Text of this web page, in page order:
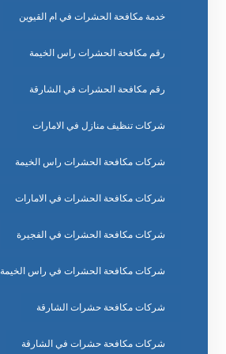
خدمة مكافحة الحشرات في ام القيوين
رقم مكافحة الحشرات راس الخيمة
رقم مكافحة الحشرات في الشارقة
شركات تنظيف منازل في الامارات
شركات مكافحة الحشرات راس الخيمة
شركات مكافحة الحشرات في الامارات
شركات مكافحة الحشرات في الفجيرة
شركات مكافحة الحشرات في راس الخيمة
شركات مكافحة حشرات الشارقة
شركات مكافحة حشرات في الشارقة